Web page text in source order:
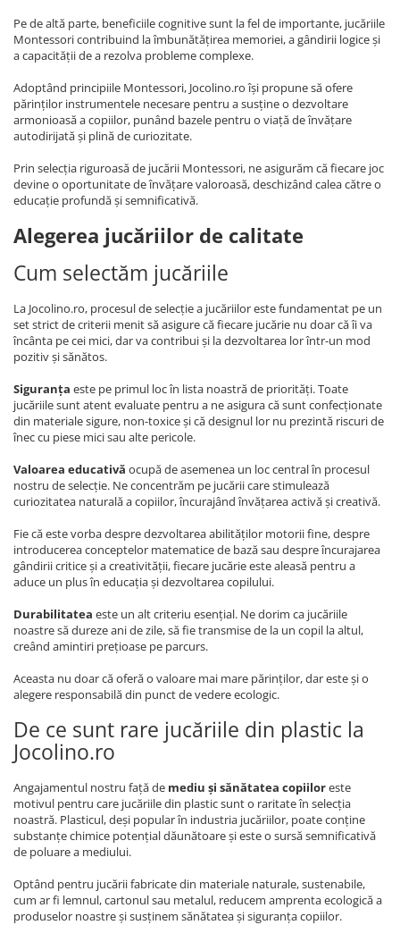
Pe de altă parte, beneficiile cognitive sunt la fel de importante, jucăriile
Montessori contribuind la îmbunătățirea memoriei, a gândirii logice și
a capacității de a rezolva probleme complexe.
Adoptând principiile Montessori, Jocolino.ro își propune să ofere
părinților instrumentele necesare pentru a susține o dezvoltare
armonioasă a copiilor, punând bazele pentru o viață de învățare
autodirijată și plină de curiozitate.
Prin selecția riguroasă de jucării Montessori, ne asigurăm că fiecare joc
devine o oportunitate de învățare valoroasă, deschizând calea către o
educație profundă și semnificativă.
Alegerea jucăriilor de calitate
Cum selectăm jucăriile
La Jocolino.ro, procesul de selecție a jucăriilor este fundamentat pe un
set strict de criterii menit să asigure că fiecare jucărie nu doar că îi va
încânta pe cei mici, dar va contribui și la dezvoltarea lor într-un mod
pozitiv și sănătos.
Siguranța este pe primul loc în lista noastră de priorități. Toate
jucăriile sunt atent evaluate pentru a ne asigura că sunt confecționate
din materiale sigure, non-toxice și că designul lor nu prezintă riscuri de
înec cu piese mici sau alte pericole.
Valoarea educativă ocupă de asemenea un loc central în procesul
nostru de selecție. Ne concentrăm pe jucării care stimulează
curiozitatea naturală a copiilor, încurajând învățarea activă și creativă.
Fie că este vorba despre dezvoltarea abilităților motorii fine, despre
introducerea conceptelor matematice de bază sau despre încurajarea
gândirii critice și a creativității, fiecare jucărie este aleasă pentru a
aduce un plus în educația și dezvoltarea copilului.
Durabilitatea este un alt criteriu esențial. Ne dorim ca jucăriile
noastre să dureze ani de zile, să fie transmise de la un copil la altul,
creând amintiri prețioase pe parcurs.
Aceasta nu doar că oferă o valoare mai mare părinților, dar este și o
alegere responsabilă din punct de vedere ecologic.
De ce sunt rare jucăriile din plastic la
Jocolino.ro
Angajamentul nostru față de mediu și sănătatea copiiloreste
motivul pentru care jucăriile din plastic sunt o raritate în selecția
noastră. Plasticul, deși popular în industria jucăriilor, poate conține
substanțe chimice potențial dăunătoare și este o sursă semnificativă
de poluare a mediului.
Optând pentru jucării fabricate din materiale naturale, sustenabile,
cum ar fi lemnul, cartonul sau metalul, reducem amprenta ecologică a
produselor noastre și susținem sănătatea și siguranța copiilor.